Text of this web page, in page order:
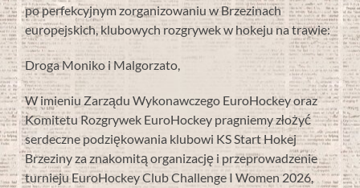
po perfekcyjnym zorganizowaniu w Brzezinach
europejskich, klubowych rozgrywek w hokeju na trawie:
Droga Moniko i Malgorzato,
W imieniu Zarządu Wykonawczego EuroHockey oraz
Komitetu Rozgrywek EuroHockey pragniemy złożyć
serdeczne podziękowania klubowi KS Start Hokej
Brzeziny za znakomitą organizację i przeprowadzenie
turnieju EuroHockey Club Challenge I Women 2026,